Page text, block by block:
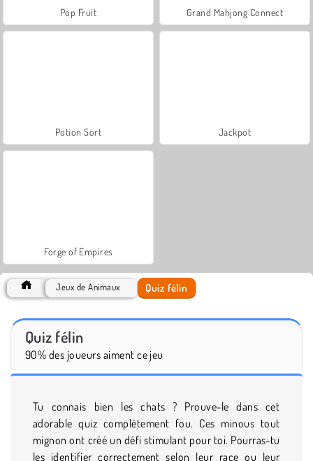
Pop Fruit Grand Mahjong Connect
Potion Sort Jackpot
Forge of Empires
Jeux de Animaux Quiz félin
Quiz félin
90% des joueurs aiment ce jeu
Tu connais bien les chats ? Prouve-le dans cet
adorable quiz complètement fou. Ces minous tout
mignon ont créé un défi stimulant pour toi. Pourras-tu
les identifier correctement selon leur race ou leur